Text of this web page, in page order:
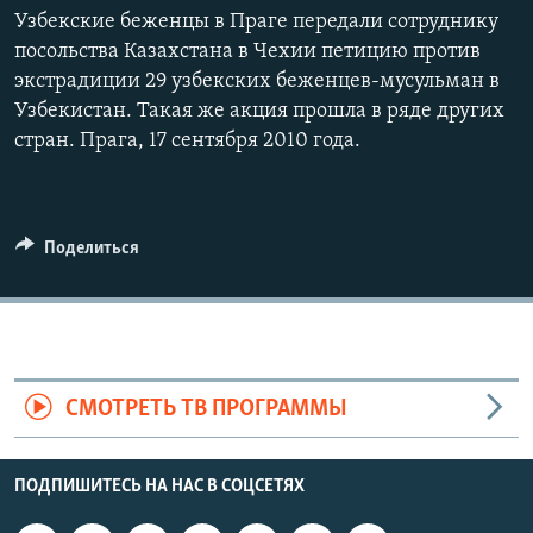
Узбекские беженцы в Праге передали сотруднику
посольства Казахстана в Чехии петицию против
экстрадиции 29 узбекских беженцев-мусульман в
Узбекистан. Такая же акция прошла в ряде других
стран. Прага, 17 сентября 2010 года.
Поделиться
СМОТРЕТЬ ТВ ПРОГРАММЫ
ПОДПИШИТЕСЬ НА НАС В СОЦСЕТЯХ